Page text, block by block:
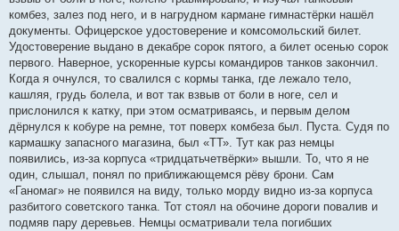
комбез, залез под него, и в нагрудном кармане гимнастёрки нашёл
документы. Офицерское удостоверение и комсомольский билет.
Удостоверение выдано в декабре сорок пятого, а билет осенью сорок
первого. Наверное, ускоренные курсы командиров танков закончил.
Когда я очнулся, то свалился с кормы танка, где лежало тело,
кашляя, грудь болела, и вот так взвыв от боли в ноге, сел и
прислонился к катку, при этом осматриваясь, и первым делом
дёрнулся к кобуре на ремне, тот поверх комбеза был. Пуста. Судя по
кармашку запасного магазина, был «ТТ». Тут как раз немцы
появились, из-за корпуса «тридцатьчетвёрки» вышли. То, что я не
один, слышал, понял по приближающемся рёву брони. Сам
«Ганомаг» не появился на виду, только морду видно из-за корпуса
разбитого советского танка. Тот стоял на обочине дороги повалив и
подмяв пару деревьев. Немцы осматривали тела погибших